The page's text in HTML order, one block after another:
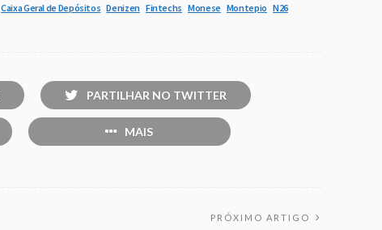
Caixa Geral de Depósitos Denizen Fintechs Monese Montepio N26
PARTILHAR NO TWITTER
MAIS
PRÓXIMO ARTIGO